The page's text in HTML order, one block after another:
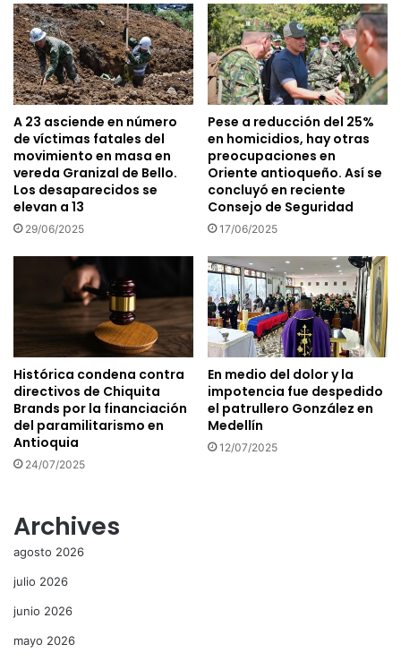
A 23 asciende en número
de víctimas fatales del
movimiento en masa en
vereda Granizal de Bello.
Los desaparecidos se
elevan a 13
29/06/2025
Pese a reducción del 25%
en homicidios, hay otras
preocupaciones en
Oriente antioqueño. Así se
concluyó en reciente
Consejo de Seguridad
17/06/2025
Histórica condena contra
directivos de Chiquita
Brands por la financiación
del paramilitarismo en
Antioquia
24/07/2025
En medio del dolor y la
impotencia fue despedido
el patrullero González en
Medellín
12/07/2025
Archives
agosto 2026
julio 2026
junio 2026
mayo 2026